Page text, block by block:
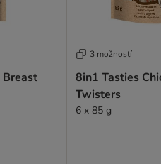
Breast
3 možností
8in1 Tasties
Twisters
6 x 85 g